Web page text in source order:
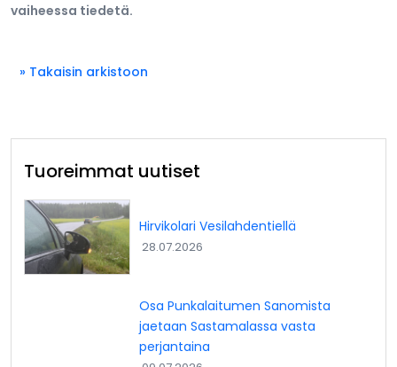
vaiheessa tiedetä.
» Takaisin arkistoon
Tuoreimmat uutiset
Hirvikolari Vesilahdentiellä
28.07.2026
Osa Punkalaitumen Sanomista
jaetaan Sastamalassa vasta
perjantaina